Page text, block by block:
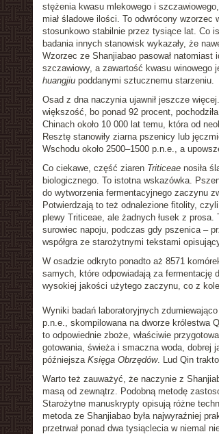
stężenia kwasu mlekowego i
miał śladowe ilości. To odwrócony
stosunkowo stabilnie przez tysiące lat. Co
badania innych stanowisk wykazały, że
Wzorzec ze Shanjiabao pasował natomiast
szczawiowy, a zawartość kwasu winowego
huangjiupoddanymi sztucznemu starzeniu.
Osad z dna naczynia ujawnił jeszcze
większość, bo ponad 92 procent,
Chinach około 10 000 lat temu, która od
Resztę stanowiły ziarna pszenicy lub
Wschodu około 2500–1500 p.n.e., a
Co ciekawe, część ziaren Triticeaenosiła
biologicznego. To istotna wskazówka.
do wytworzenia fermentacyjnego zaczynu
Potwierdzają to też odnalezione fitolity,
plewy Triticeae, ale żadnych łusek z prosa.
surowiec napoju, podczas gdy pszenica –
współgra ze starożytnymi tekstami
W osadzie odkryto ponadto aż 8571
samych, które odpowiadają za
wysokiej jakości użytego zaczynu, co z
Wyniki badań laboratoryjnych
p.n.e., skompilowana na dworze królestwa
to odpowiednie zboże, właściwie
gotowania, świeża i smaczna woda, dobrej
późniejsza Księga Obrzędów. Lud Qin
Warto też zauważyć, że naczynie z
masą od zewnątrz. Podobną metodę
Starożytne manuskrypty opisują różne
metoda ze Shanjiabao była najwyraźniej
przetrwał ponad dwa tysiąclecia w niemal